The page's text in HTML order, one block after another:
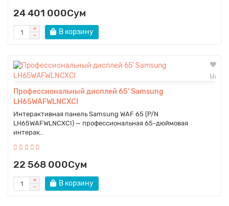
24 401 000Сум
В корзину
Профессиональный дисплей 65' Samsung
LH65WAFWLNCXCI
Интерактивная панель Samsung WAF 65 (P/N
LH65WAFWLNCXCI) — профессиональная 65-дюймовая
интерак..
22 568 000Сум
В корзину